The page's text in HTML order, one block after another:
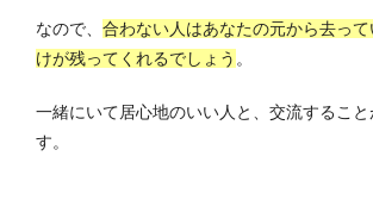
なので、 合わない人はあなたの元から去っ
けが残ってくれるでしょう 。
一緒にいて居心地のいい人と、交流するこ
す。